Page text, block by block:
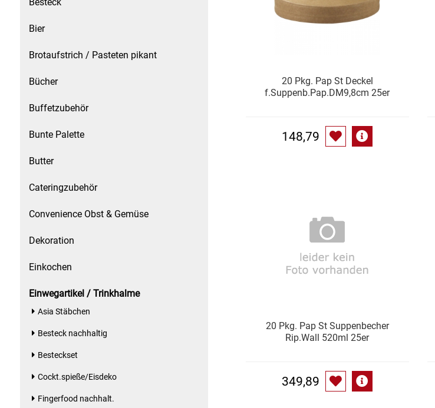
Spielzeug & Baby
Zubehör
Butter
Cateringzubehör
Convenience Obst & Gemüse
Dekoration
Elektrogeräte
Essig
Fertiggerichte trocken
Fruchtsaft
Bier
Brotaufstrich / Pasteten pikant
Bücher
Buffetzubehör
Bunte Palette
Butter
Cateringzubehör
Convenience Obst & Gemüse
Dekoration
Einkochen
Einwegartikel / Trinkhalme
Asia Stäbchen
Besteck nachhaltig
Besteckset
Cockt.spieße/Eisdeko
Fingerfood nachhalt.
20 Pkg. Pap St Deckel
f.Suppenb.Pap.DM9,8cm 25er
148,79
20 Pkg. Pap St Suppenbecher
Rip.Wall 520ml 25er
349,89